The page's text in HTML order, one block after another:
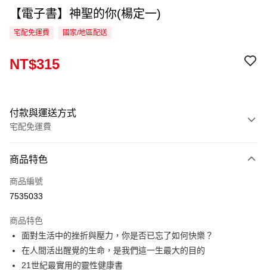
【電子書】神聖的你(楊定一)
宅配免運費 國家/地區配送
NT$315
付款與運送方式
宅配免運費
信用卡一次付款
LINE Pay
街口支付
悠遊付
商品特色
商品編號
7535033
商品特色
面對生活中的挫折與壓力，你是否已忘了如何快樂？
在人間活出醒覺的生命，是我們這一生最大的目的
21世紀最實用的靈性健康書